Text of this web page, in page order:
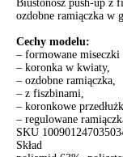
Biustonosz push-up z
ozdobne ramiączka w
Cechy modelu:
– formowane miseczki
– koronka w kwiaty,
– ozdobne ramiączka,
– z fiszbinami,
– koronkowe
– regulowane
SKU
Skład